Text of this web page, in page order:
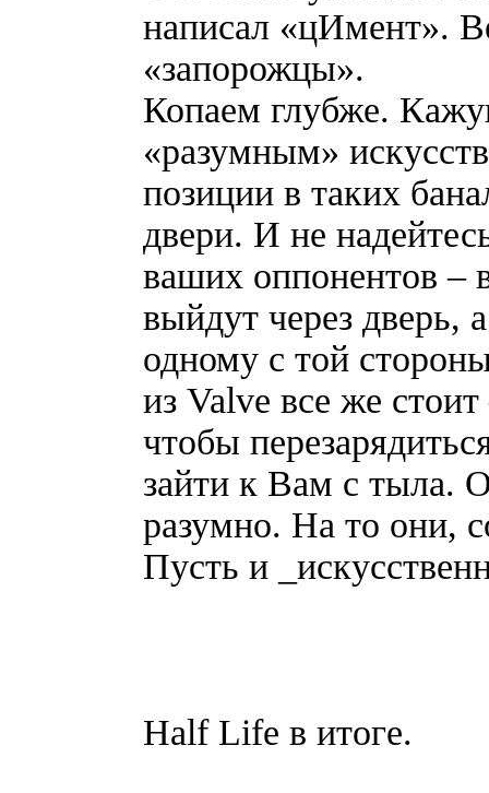
написал «цИмент».
«запорожцы».
Копаем глубже.
«разумным»
позиции в таких
двери. И не
ваших оппонентов –
выйдут через дверь,
одному с той
из Valve все же
чтобы
зайти к Вам с тыла.
разумно. На то они,
Пусть и
Half Life в итоге.